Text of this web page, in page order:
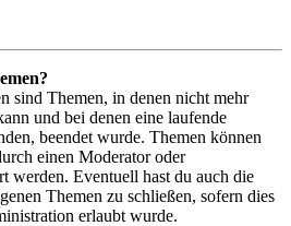
sind Themen, in denen nicht mehr
und bei denen eine laufende
beendet wurde. Themen können
einen Moderator oder
werden. Eventuell hast du auch die
Themen zu schließen, sofern dies
erlaubt wurde.